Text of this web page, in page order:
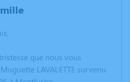
que nous vous
LAVALETTE survenu